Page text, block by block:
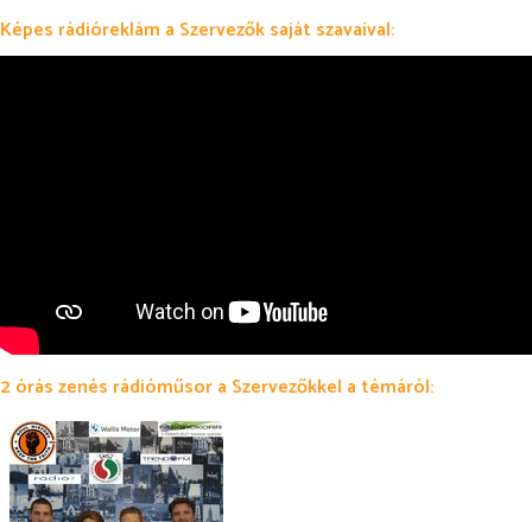
Képes rádióreklám a Szervezők saját szavaival:
2 órás zenés rádióműsor a Szervezőkkel a témáról: